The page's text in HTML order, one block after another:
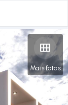
Mais fotos